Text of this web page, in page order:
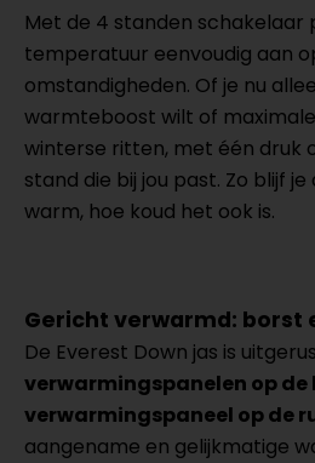
Met de 4 standen schakelaar
temperatuur eenvoudig aan
omstandigheden. Of je nu
warmteboost wilt of
winterse ritten, met één druk
stand die bij jou past. Zo blijf
warm, hoe koud het ook is.
Gericht verwarmd: borst
De Everest Down jas is
verwarmingspanelen op de
verwarmingspaneel op de
aangename en gelijkmatige